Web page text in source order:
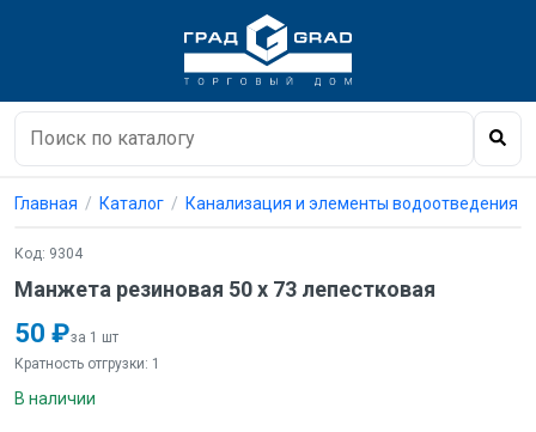
Главная Каталог Канализация и элементы водоотведения
Код: 9304
Манжета резиновая 50 х 73 лепестковая
50 ₽за 1 шт
Кратность отгрузки: 1
В наличии